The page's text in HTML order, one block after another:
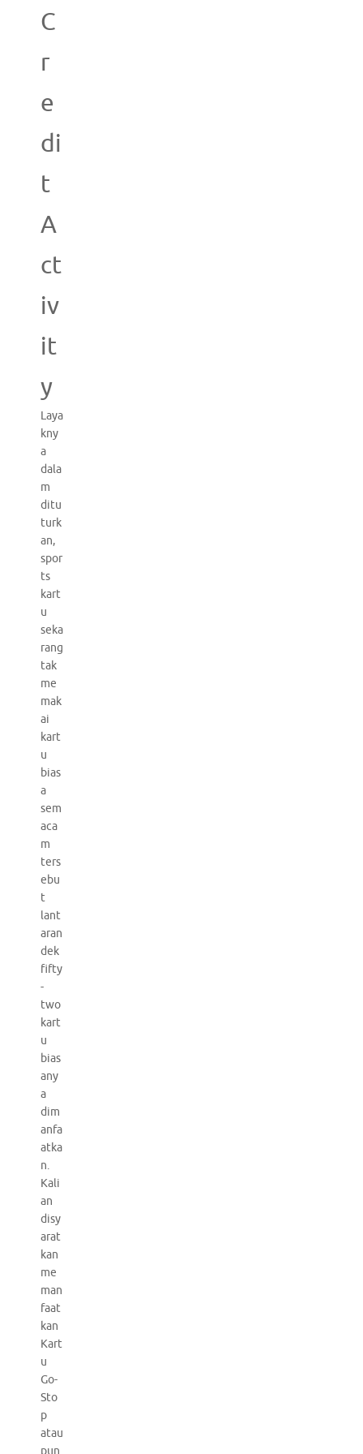
C
r
e
di
t
A
ct
iv
it
y
Laya
kny
a
dala
m
ditu
turk
an,
spor
ts
kart
u
seka
rang
tak
me
mak
ai
kart
u
bias
a
sem
aca
m
ters
ebu
t
lant
aran
dek
fifty
-
two
kart
u
bias
any
a
dim
anfa
atka
n.
Kali
an
disy
arat
kan
me
man
faat
kan
Kart
u
Go-
Sto
p
atau
pun